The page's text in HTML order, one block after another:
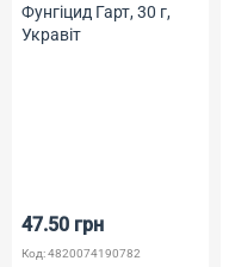
Фунгіцид Гарт, 30 г,
Укравіт
47.50 грн
Код: 4820074190782